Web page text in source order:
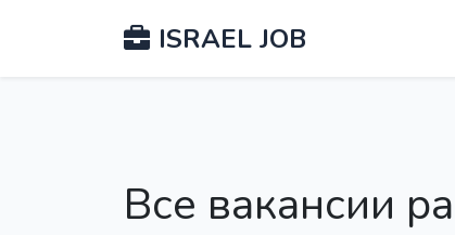
ISRAEL JOB
Все вакансии